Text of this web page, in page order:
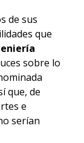
de sus
que
sobre lo
que, de
e
serían